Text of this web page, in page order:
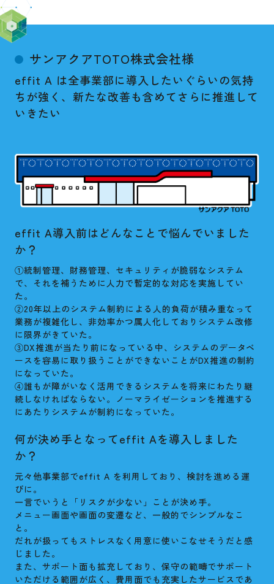
サンアクアTOTO株式会社様
effit A は全事業部に導入したいぐらいの気持
ちが強く、新たな改善も含めてさらに推進して
いきたい
effit A導入前はどんなことで悩んでいました
か？
①統制管理、財務管理、セキュリティが脆弱なシステム
で、それを補うために人力で暫定的な対応を実施してい
た。
②20年以上のシステム制約による人的負荷が積み重なって
業務が複雑化し、非効率かつ属人化しておりシステム改修
に限界がきていた。
③DX推進が当たり前になっている中、システムのデータベ
ースを容易に取り扱うことができないことがDX推進の制約
になっていた。
④誰もが障がいなく活用できるシステムを将来にわたり継
続しなければならない。ノーマライゼーションを推進する
にあたりシステムが制約になっていた。
何が決め手となってeffit Aを導入しました
か？
元々他事業部でeffit A を利用しており、検討を進める運
びに。
一言でいうと「リスクが少ない」ことが決め手。
メニュー画面や画面の変遷など、一般的でシンプルなこ
と。
だれが扱ってもストレスなく用意に使いこなせそうだと感
じました。
また、サポート面も拡充しており、保守の範疇でサポート
いただける範囲が広く、費用面でも充実したサービスであ